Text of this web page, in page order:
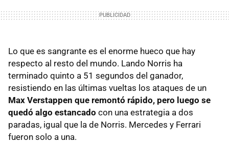
Lo que es sangrante es el enorme hueco que hay
respecto al resto del mundo. Lando Norris ha
terminado quinto a 51 segundos del ganador,
resistiendo en las últimas vueltas los ataques de un
Max Verstappen que remontó rápido, pero luego se
quedó algo estancado con una estrategia a dos
paradas, igual que la de Norris. Mercedes y Ferrari
fueron solo a una.